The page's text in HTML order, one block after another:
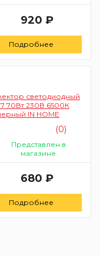
920 ₽
Подробнее
светодиодный
70Вт 230В 6500К
IN HOME
(0)
Представлен в
магазине
680 ₽
Подробнее